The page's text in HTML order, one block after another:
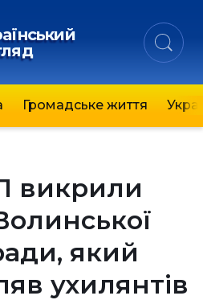
Громадське життя
викрили
який
ухилянтів